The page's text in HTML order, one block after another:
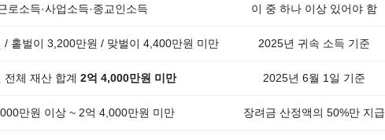
로소득·사업소득·종교인소득 이 중 하나 이상 있어야 함
/ 홑벌이 3,200만원 / 맞벌이 4,400만원 미만 2025년 귀속 소득 기준
전체 재산 합계 2억 4,000만원 미만 2025년 6월 1일 기준
만원 이상 ~ 2억 4,000만원 미만 장려금 산정액의 50%만 지급